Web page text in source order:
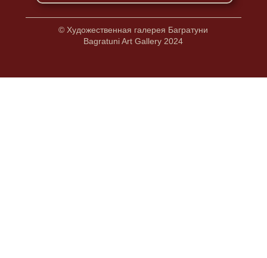
© Художественная галерея Багратуни
Bagratuni Art Gallery 2024